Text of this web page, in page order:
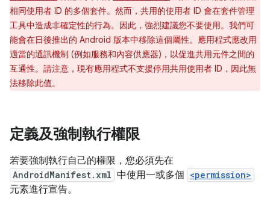
相同使用者 ID 的多個套件。然而，共用的使用者 ID 會在套件管理
工具中造成非確定性的行為。因此，強烈建議您不要使用。我們可
能會在日後推出的 Android 版本中移除這個屬性。應用程式應改用
適當的通訊機制 (例如服務和內容供應器)，以促進共用元件之間的
互通性。請注意，現有應用程式不支援停用共用使用者 ID，因此無
法移除此值。
定義及強制執行權限
若要強制執行自己的權限，您必須先在
AndroidManifest.xml 中使用一或多個 <permission>
元素進行宣告。